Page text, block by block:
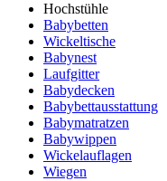
Hochstühle
Babybetten
Wickeltische
Babynest
Laufgitter
Babydecken
Babybettausstattung
Babymatratzen
Babywippen
Wickelauflagen
Wiegen